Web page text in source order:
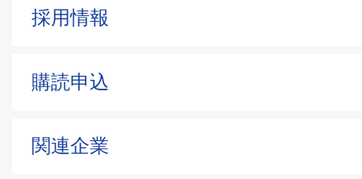
採用情報
購読申込
関連企業